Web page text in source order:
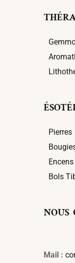
Pierres
Encens
Bols
NOUS
Mail :